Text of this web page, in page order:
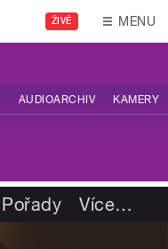
ŽIVĚ MENU
AUDIOARCHIV KAMERY
Pořady Více…